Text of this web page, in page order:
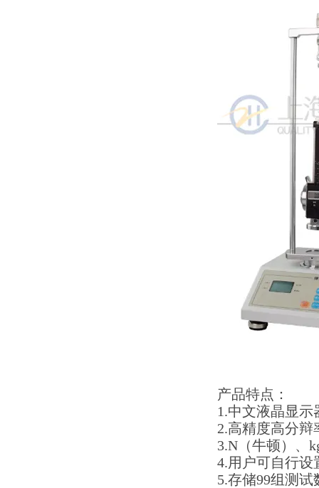
产品特点：
1.中文液晶显
2.高精度高分辩
3.N（牛顿）、
4.用户可自行
5.存储99组测